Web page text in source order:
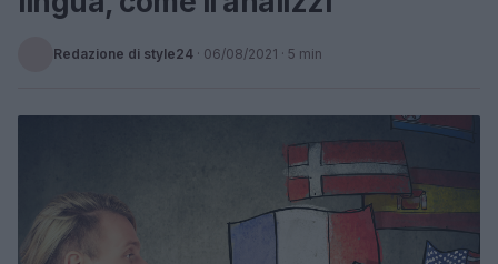
Redazione di style24 · 06/08/2021 · 5 min